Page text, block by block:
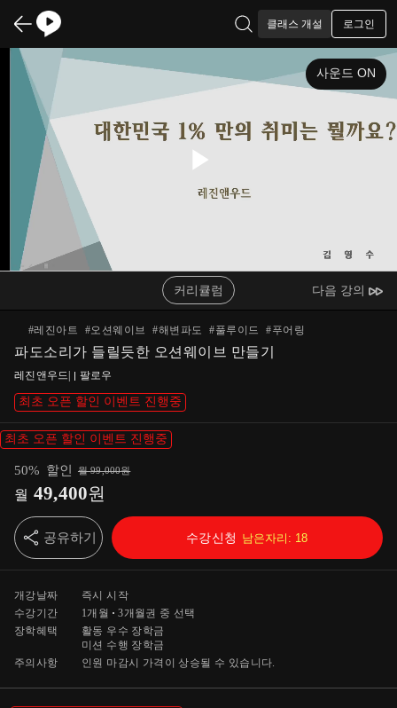
클래스 개설 로그인
Play
Video
사운드 ON
커리큘럼 다음 강의
#레진아트 #오션웨이브 #해변파도 #풀루이드 #푸어링
파도소리가 들릴듯한 오션웨이브 만들기
레진앤우드 팔로우
최초 오픈 할인 이벤트 진행중
최초 오픈 할인 이벤트 진행중
50% 할인 월99,000원
월 49,400원
공유하기 수강신청 남은자리: 18
개강날짜
즉시 시작
수강기간
1개월 3개월 권 중 선택
장학혜택
활동 우수 장학금
미션 수행 장학금
주의사항
인원 마감시 가격이 상승될 수 있습니다.